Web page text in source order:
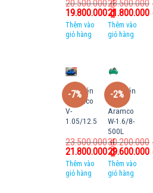
20.500.000 ₫
19.800.000 ₫
Thêm vào
giỏ hàng
23.500.000
21.800.000
Thêm vào
giỏ hàng
-7%
Máy nén
khí Huco
V-
1.05/12.5
23.500.000 ₫
21.800.000 ₫
Thêm vào
giỏ hàng
-2%
Máy nén
khí
Aramco
W-1.6/8-
500L
30.200.000
29.600.000
Thêm vào
giỏ hàng